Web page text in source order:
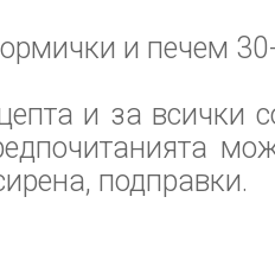
и печем
и за всички
подправки.